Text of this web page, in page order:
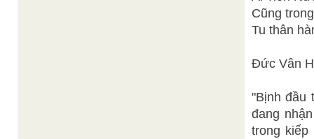
Cũng
Tu thân
Đức Vân
"Bịnh đầu
đang
trong